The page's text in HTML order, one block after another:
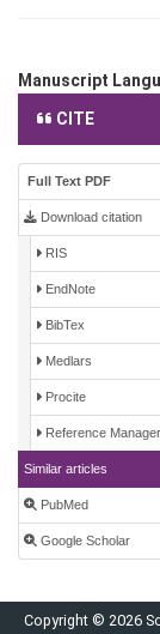
Manuscript
CITE
Full Text PDF
Download citation
RIS
EndNote
BibTex
Medlars
Procite
Reference Manager
Similar articles
PubMed
Google Scholar
Copyright © 2026